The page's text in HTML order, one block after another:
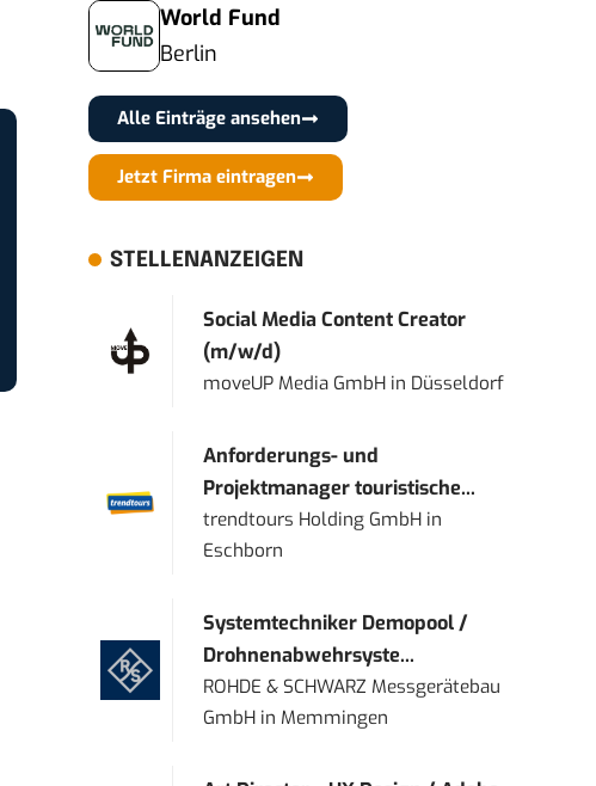
World Fund
Berlin
Alle Einträge ansehen
Jetzt Firma eintragen
STELLENANZEIGEN
Social Media Content Creator
(m/w/d)
moveUP Media GmbH in Düsseldorf
Anforderungs- und
Projektmanager touristische...
trendtours Holding GmbH in
Eschborn
Systemtechniker Demopool /
Drohnenabwehrsyste...
ROHDE & SCHWARZ Messgerätebau
GmbH in Memmingen